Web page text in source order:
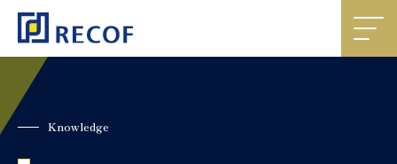
Knowledge